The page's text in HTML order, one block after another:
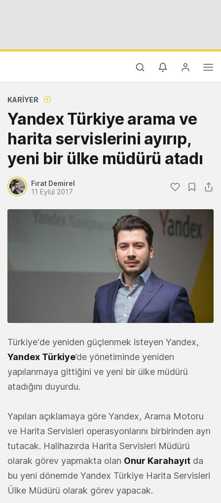
KARIYER
Yandex Türkiye arama ve
harita servislerini ayırıp,
yeni bir ülke müdürü atadı
Fırat Demirel
11 Eylül 2017
Türkiye'de yeniden güçlenmek isteyen Yandex,
Yandex Türkiye’de yönetiminde yeniden
yapılanmaya gittiğini ve yeni bir ülke müdürü
atadığını duyurdu.
Yapılan açıklamaya göre Yandex, Arama Motoru
ve Harita Servisleri operasyonlarını birbirinden ayrı
tutacak. Halihazırda Harita Servisleri Müdürü
olarak görev yapmakta olan Onur Karahayıt da
bu yeni dönemde Yandex Türkiye Harita Servisleri
Ülke Müdürü olarak görev yapacak.